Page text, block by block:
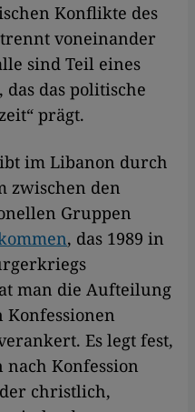
Konflikte des
voneinander
sind Teil eines
das politische
prägt.
im Libanon durch
zwischen den
Gruppen
, das 1989 in
man die Aufteilung
Konfessionen
Es legt fest,
nach Konfession
christlich,